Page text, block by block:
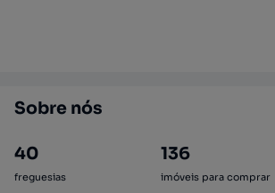
Sobre nós
40
freguesias
136
imóveis para comprar